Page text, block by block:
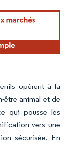
attribution sous CC BY
opèrent à la
être animal et de
qui pousse les
vers une
sécurisée. En